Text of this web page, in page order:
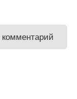
комментарий